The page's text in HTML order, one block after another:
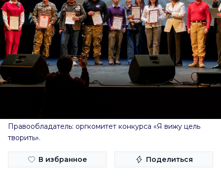
Правообладатель: оргкомитет конкурса «Я вижу цель
творить».
В избранное Поделиться